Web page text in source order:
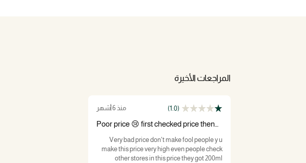
المراجعات الأخيرة
(1.0) منذ 6 أشهر
Poor price 😢 first checked price then
Very bad price don't make fool people y u
make this price very high even people check
other stores in this price they got 200ml